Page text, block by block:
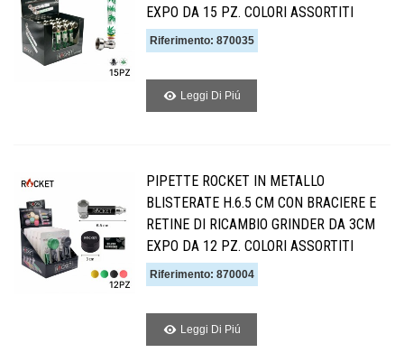
EXPO DA 15 PZ. COLORI ASSORTITI
Riferimento: 870035
Leggi Di Piú
PIPETTE ROCKET IN METALLO
BLISTERATE H.6.5 CM CON BRACIERE E
RETINE DI RICAMBIO GRINDER DA 3CM
EXPO DA 12 PZ. COLORI ASSORTITI
Riferimento: 870004
Leggi Di Piú